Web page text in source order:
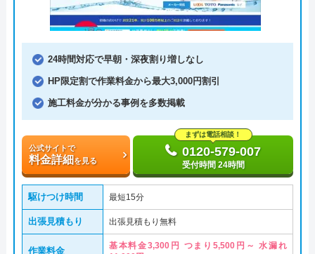
24時間対応で早朝・深夜割り増しなし
HP限定割で作業料金から最大3,000円割引
施工料金が分かる事例を多数掲載
公式サイトで
料金詳細を見る
まずは電話相談！
0120-579-007
受付時間 24時間
駆けつけ時間 最短15分
出張見積もり 出張見積もり無料
作業料金
基本料金3,300円 つまり5,500円～ 水漏れ